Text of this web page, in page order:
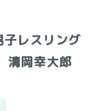
レスリング
岡幸大郎